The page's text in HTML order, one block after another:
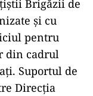
Brigăzii de
și cu
pentru
din cadrul
Suportul de
Direcția